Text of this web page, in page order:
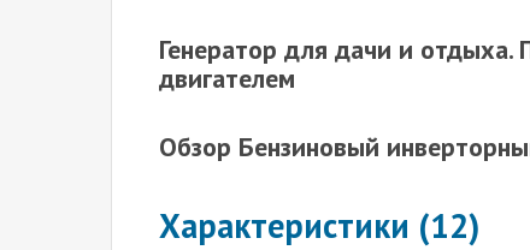
Генератор для дачи и отдыха.
двигателем
Обзор Бензиновый
Характеристики (12)